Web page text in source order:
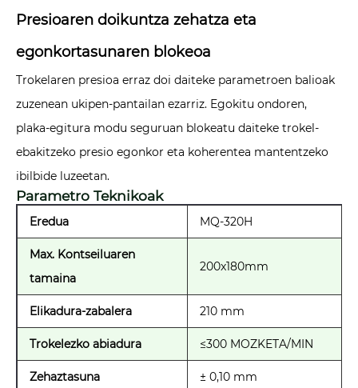
Presioaren doikuntza zehatza eta
egonkortasunaren blokeoa
Trokelaren presioa erraz doi daiteke parametroen balioak
zuzenean ukipen-pantailan ezarriz. Egokitu ondoren,
plaka-egitura modu seguruan blokeatu daiteke trokel-
ebakitzeko presio egonkor eta koherentea mantentzeko
ibilbide luzeetan.
Parametro Teknikoak
Eredua MQ-320H
Max. Kontseiluaren
tamaina
200x180mm
Elikadura-zabalera 210 mm
Trokelezko abiadura ≤300 MOZKETA/MIN
Zehaztasuna ± 0,10 mm